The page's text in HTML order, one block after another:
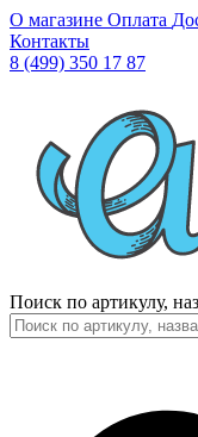
О магазине Оплата
Контакты
8 (499) 350 17 87
Поиск по артикулу,